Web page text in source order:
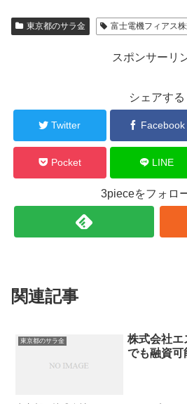
東京都のサラ金 富士電機フィアス
スポンサーリ
シェアする
Twitter Facebook
Pocket LINE
3pieceをフォロ
関連記事
東京都のサラ金
株式会社エ
でも融資可